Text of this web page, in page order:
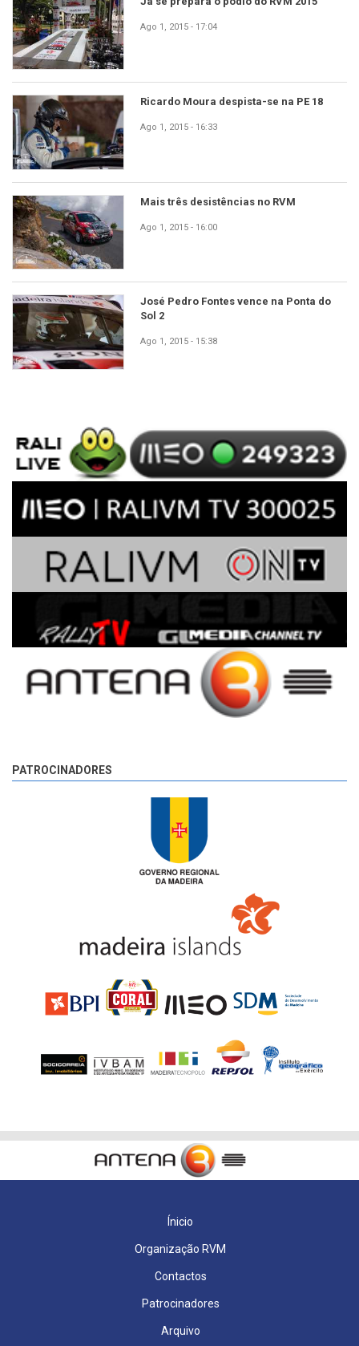
Ago 1, 2015 - 17:04
Ricardo Moura despista-se na PE 18
Ago 1, 2015 - 16:33
Mais três desistências no RVM
Ago 1, 2015 - 16:00
José Pedro Fontes vence na Ponta do
Sol 2
Ago 1, 2015 - 15:38
PATROCINADORES
Ínicio
Organização RVM
Contactos
Patrocinadores
Arquivo